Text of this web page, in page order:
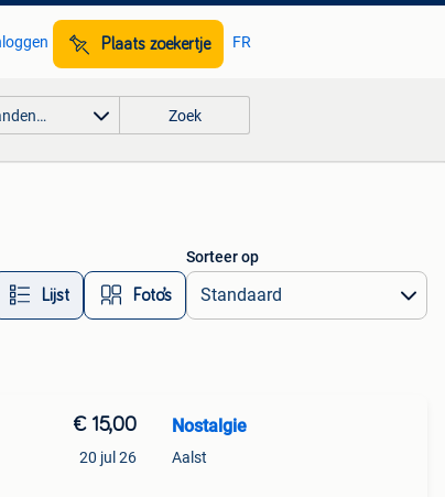
Plaats zoekertje FR
Zoek
Lijst Foto’s
Sorteer op
€ 15,00
20 jul 26
Nostalgie
Aalst